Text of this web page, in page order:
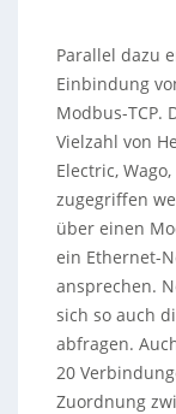
Parallel dazu
Einbindung
Modbus-TCP.
Vielzahl von
Electric,
zugegriffen
über einen
ein Ethernet-
ansprechen.
sich so auch
abfragen.
20
Zuordnung